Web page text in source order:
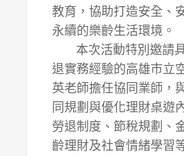
教育，協助打造安全、
永續的樂齡生活環境。
本次活動特別邀請
退實務經驗的高雄市立
英老師擔任協同業師，
同規劃與優化理財桌遊
勞退制度、節稅規劃、
齡理財及社會情緒學習